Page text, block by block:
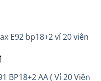
E92 bp18+2 vỉ 20 viên
Giá
BP18+2 AA ( Vỉ 20 Viên